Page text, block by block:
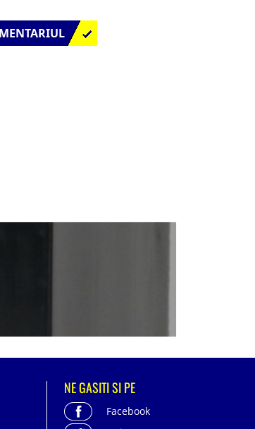
NE GASITI SI PE
Facebook